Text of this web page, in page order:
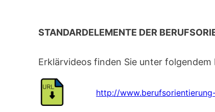
STANDARDELEMENTE DER
Erklärvideos finden Sie unter folgendem
http://